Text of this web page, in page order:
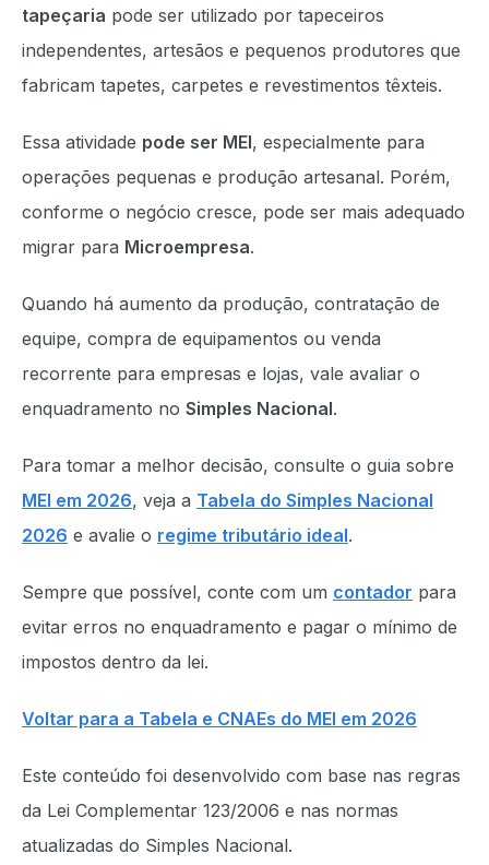
tapeçaria pode ser utilizado por tapeceiros
independentes, artesãos e pequenos produtores que
fabricam tapetes, carpetes e revestimentos têxteis.
Essa atividade pode ser MEI, especialmente para
operações pequenas e produção artesanal. Porém,
conforme o negócio cresce, pode ser mais adequado
migrar para Microempresa.
Quando há aumento da produção, contratação de
equipe, compra de equipamentos ou venda
recorrente para empresas e lojas, vale avaliar o
enquadramento no Simples Nacional.
Para tomar a melhor decisão, consulte o guia sobre
MEI em 2026, veja a Tabela do Simples Nacional
2026 e avalie o regime tributário ideal.
Sempre que possível, conte com um contador para
evitar erros no enquadramento e pagar o mínimo de
impostos dentro da lei.
Voltar para a Tabela e CNAEs do MEI em 2026
Este conteúdo foi desenvolvido com base nas regras
da Lei Complementar 123/2006 e nas normas
atualizadas do Simples Nacional.